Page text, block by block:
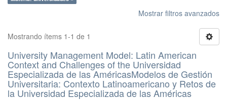
Mostrar filtros avanzados
Mostrando ítems 1-1 de 1
University Management Model: Latin American
Context and Challenges of the Universidad
Especializada de las AméricasModelos de Gestión
Universitaria: Contexto Latinoamericano y Retos de
la Universidad Especializada de las Américas